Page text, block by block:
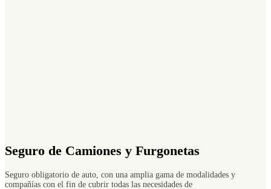
Seguro de Camiones y Furgonetas
Seguro obligatorio de auto, con una amplia gama de modalidades y
compañías con el fin de cubrir todas las necesidades de